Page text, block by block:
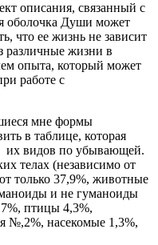
описания, связанный с
оболочка Души может
что ее жизнь не зависит
различные жизни в
опыта, который может
работе с
мне формы
в таблице, которая
их видов по убывающей.
телах (независимо от
только 37,9%, животные
и не гуманоиды
птицы 4,3%,
№,2%, насекомые 1,3%,